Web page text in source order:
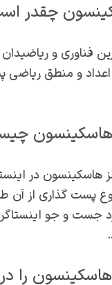
چقدر
فناوری و ریاضیدان
اعداد و منطق
هاسکینسون
هاسکینسون در
نوع پست گذاری از
هاسکینسون را